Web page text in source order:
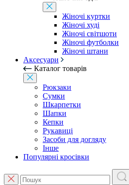
Жіночі куртки
Жіночі худі
Жіночі світшоти
Жіночі футболки
Жіночі штани
Аксесуари
Каталог товарів
Рюкзаки
Сумки
Шкарпетки
Шапки
Кепки
Рукавиці
Засоби для догляду
Інше
Популярні кросівки